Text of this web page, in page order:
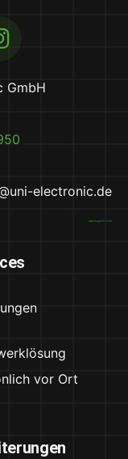
vor Ort
GmbH
electronic.de
www.magnific.com